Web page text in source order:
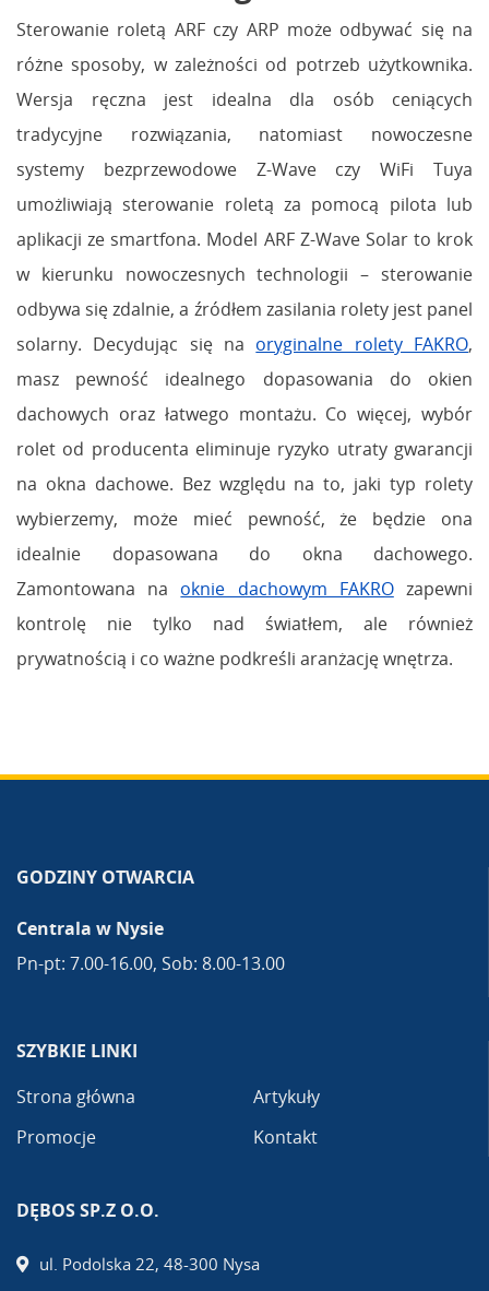
Sterowanie roletą ARF czy ARP może odbywać się na
różne sposoby, w zależności od potrzeb użytkownika.
Wersja ręczna jest idealna dla osób ceniących
tradycyjne rozwiązania, natomiast nowoczesne
systemy bezprzewodowe Z-Wave czy WiFi Tuya
umożliwiają sterowanie roletą za pomocą pilota lub
aplikacji ze smartfona. Model ARF Z-Wave Solar to krok
w kierunku nowoczesnych technologii – sterowanie
odbywa się zdalnie, a źródłem zasilania rolety jest panel
solarny. Decydując się na oryginalne rolety FAKRO,
masz pewność idealnego dopasowania do okien
dachowych oraz łatwego montażu. Co więcej, wybór
rolet od producenta eliminuje ryzyko utraty gwarancji
na okna dachowe. Bez względu na to, jaki typ rolety
wybierzemy, może mieć pewność, że będzie ona
idealnie dopasowana do okna dachowego.
Zamontowana na oknie dachowym FAKROzapewni
kontrolę nie tylko nad światłem, ale również
prywatnością i co ważne podkreśli aranżację wnętrza.
GODZINY OTWARCIA
Centrala w Nysie
Pn-pt: 7.00-16.00, Sob: 8.00-13.00
SZYBKIE LINKI
Strona główna
Promocje
Artykuły
Kontakt
DĘBOS SP.Z O.O.
ul. Podolska 22, 48-300 Nysa